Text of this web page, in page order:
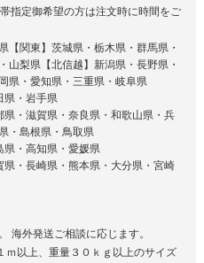
指定御希望の方は注文時に時間をご
関東】茨城県・栃木県・群馬県・
山梨県【北信越】新潟県・長野県・
県・愛知県・三重県・岐阜県
県・岩手県
・滋賀県・奈良県・和歌山県・兵
・島根県・鳥取県
・高知県・愛媛県
・長崎県・熊本県・大分県・宮崎
海外発送ご相談に応じます。
以上、重量３０ｋｇ以上のサイズ